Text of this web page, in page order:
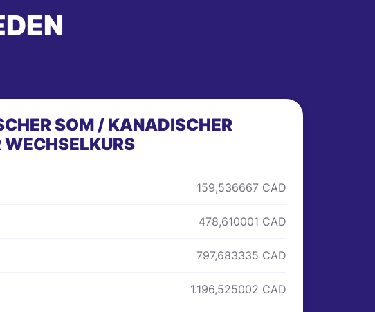
SOM / KANADISCHER
159,536667 CAD
478,610001 CAD
797,683335 CAD
1.196,525002 CAD